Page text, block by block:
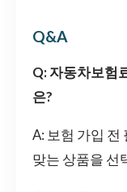
Q&A
Q: 자동차보험
은?
A: 보험 가입 전
맞는 상품을 선